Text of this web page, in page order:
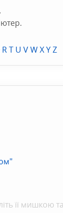
RT U VWXYZ
її мишкою